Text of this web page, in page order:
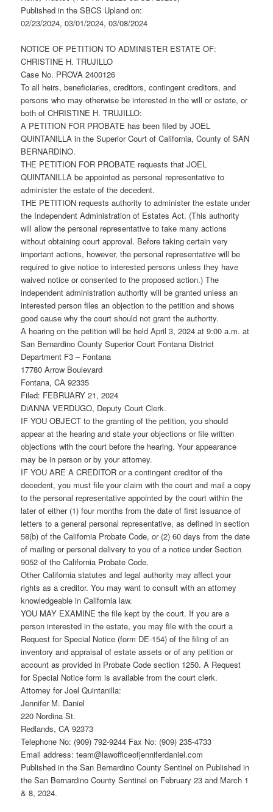
Published in the SBCS Upland on:
02/23/2024, 03/01/2024, 03/08/2024
NOTICE OF PETITION TO ADMINISTER ESTATE OF:
CHRISTINE H. TRUJILLO
Case No. PROVA 2400126
To all heirs, beneficiaries, creditors, contingent creditors, and
persons who may otherwise be interested in the will or estate, or
both of CHRISTINE H. TRUJILLO:
A PETITION FOR PROBATE has been filed by JOEL
QUINTANILLA in the Superior Court of California, County of SAN
BERNARDINO.
THE PETITION FOR PROBATE requests that JOEL
QUINTANILLA be appointed as personal representative to
administer the estate of the decedent.
THE PETITION requests authority to administer the estate under
the Independent Administration of Estates Act. (This authority
will allow the personal representative to take many actions
without obtaining court approval. Before taking certain very
important actions, however, the personal representative will be
required to give notice to interested persons unless they have
waived notice or consented to the proposed action.) The
independent administration authority will be granted unless an
interested person files an objection to the petition and shows
good cause why the court should not grant the authority.
A hearing on the petition will be held April 3, 2024 at 9:00 a.m. at
San Bernardino County Superior Court Fontana District
Department F3 – Fontana
17780 Arrow Boulevard
Fontana, CA 92335
Filed: FEBRUARY 21, 2024
DiANNA VERDUGO, Deputy Court Clerk.
IF YOU OBJECT to the granting of the petition, you should
appear at the hearing and state your objections or file written
objections with the court before the hearing. Your appearance
may be in person or by your attorney.
IF YOU ARE A CREDITOR or a contingent creditor of the
decedent, you must file your claim with the court and mail a copy
to the personal representative appointed by the court within the
later of either (1) four months from the date of first issuance of
letters to a general personal representative, as defined in section
58(b) of the California Probate Code, or (2) 60 days from the date
of mailing or personal delivery to you of a notice under Section
9052 of the California Probate Code.
Other California statutes and legal authority may affect your
rights as a creditor. You may want to consult with an attorney
knowledgeable in California law.
YOU MAY EXAMINE the file kept by the court. If you are a
person interested in the estate, you may file with the court a
Request for Special Notice (form DE-154) of the filing of an
inventory and appraisal of estate assets or of any petition or
account as provided in Probate Code section 1250. A Request
for Special Notice form is available from the court clerk.
Attorney for Joel Quintanilla:
Jennifer M. Daniel
220 Nordina St.
Redlands, CA 92373
Telephone No: (909) 792-9244 Fax No: (909) 235-4733
Email address: team@lawofficeofjenniferdaniel.com
Published in the San Bernardino County Sentinel on Published in
the San Bernardino County Sentinel on February 23 and March 1
& 8, 2024.